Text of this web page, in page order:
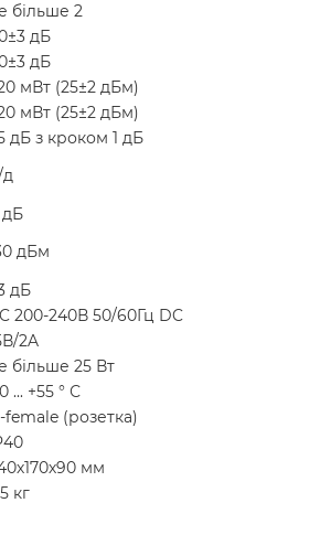
більше 2
дБ
дБ
мВт (25±2 дБм)
мВт (25±2 дБм)
дБ з кроком 1 дБ
д
дБм
дБ
200-240В 50/60Гц DC
2A
більше 25 Вт
... +55 ° С
female (розетка)
мм
кг